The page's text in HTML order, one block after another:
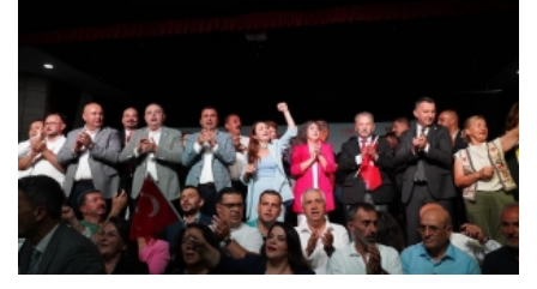
Çalıkuşu
Dr.Tuğçe Yıldırım
Aşı: Toplum Sağlığının Görünmez Kalkanı
Hatice CAVULDAK